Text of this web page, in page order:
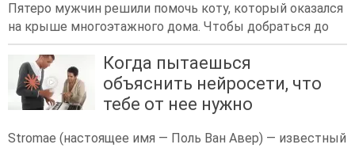
Пятеро мужчин решили помочь коту, который оказался
на крыше многоэтажного дома. Чтобы добраться до
Когда пытаешься
объяснить нейросети, что
тебе от нее нужно
Stromae (настоящее имя — Поль Ван Авер) — известный